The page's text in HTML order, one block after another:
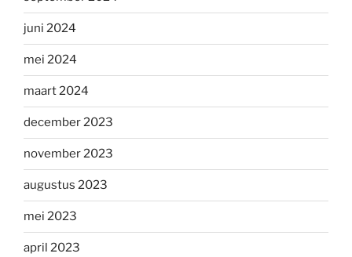
juni 2024
mei 2024
maart 2024
december 2023
november 2023
augustus 2023
mei 2023
april 2023